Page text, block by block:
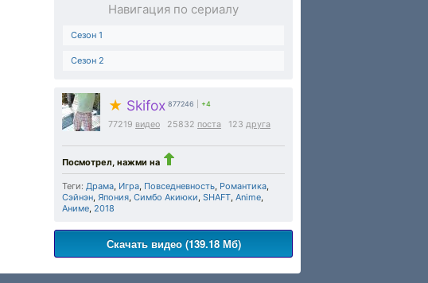
Навигация по сериалу
Сезон 1
Сезон 2
★ Skifox 877246 +4
77219 видео 25832 поста 123 друга
Посмотрел, нажми на
Теги: Драма, Игра, Повседневность, Романтика,
Сэйнэн, Япония, Симбо Акиюки, SHAFT, Anime,
Аниме, 2018
Скачать видео (139.18 Мб)